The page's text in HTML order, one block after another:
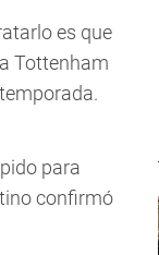
es que
Tottenham
para
confirmó